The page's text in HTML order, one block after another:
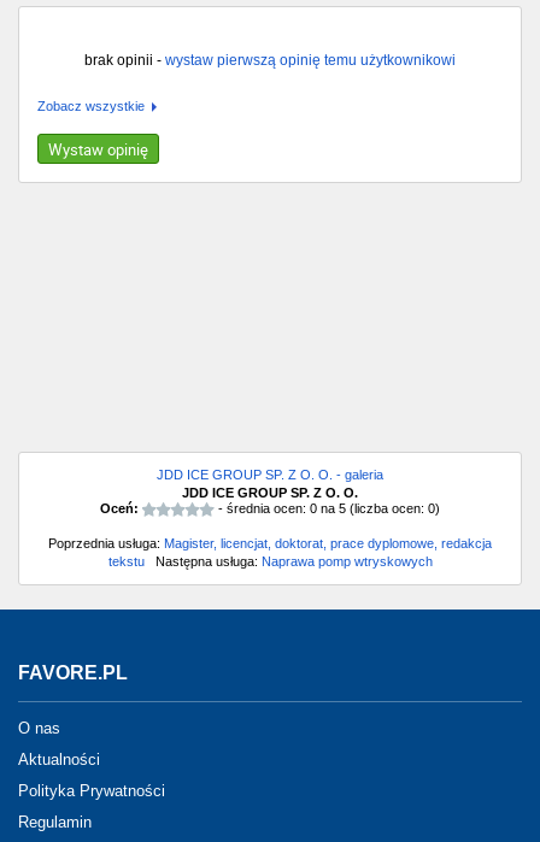
brak opinii - wystaw pierwszą opinię temu użytkownikowi
Zobacz wszystkie
Wystaw opinię
JDD ICE GROUP SP. Z O. O. - galeria
JDD ICE GROUP SP. Z O. O.
Oceń:
- średnia ocen: 0 na 5 (liczba ocen: 0)
Poprzednia usługa: Magister, licencjat, doktorat, prace dyplomowe, redakcja
tekstuNastępna usługa: Naprawa pomp wtryskowych
FAVORE.PL
O nas
Aktualności
Polityka Prywatności
Regulamin